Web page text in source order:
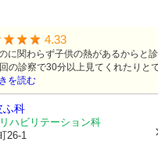
4.33
に関わらず子供の熱があるからと診
の診察で30分以上見てくれたりと
を読む
ふ科
ハビリテーション科
26-1